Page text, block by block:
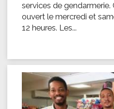
services de
ouvert le mercredi et
12 heures. Les...